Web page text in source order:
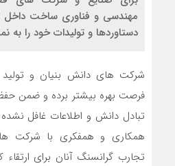
مهندسی و فناوری ساخت داخل
دستاوردها و تولیدات خود را به
شرکت های دانش بنیان و تولید
فرصت بهره بیشتر برده و ضمن حفظ
تبادل دانش و اطلاعات غافل نشده
همکاری و همفکری با شرکت
تجارب گرانسنگ آنان برای